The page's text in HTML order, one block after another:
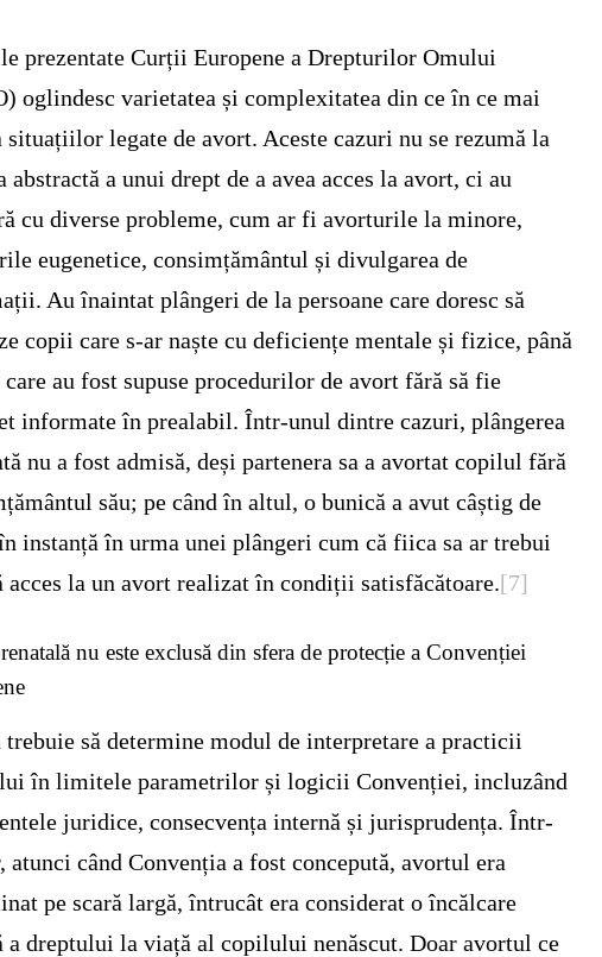
prezentate Curții Europene a Drepturilor Omului
oglindesc varietatea și complexitatea din ce în ce mai
situațiilor legate de avort. Aceste cazuri nu se rezumă la
abstractă a unui drept de a avea acces la avort, ci au
cu diverse probleme, cum ar fi avorturile la minore,
eugenetice, consimțământul și divulgarea de
Au înaintat plângeri de la persoane care doresc să
copii care s-ar naște cu deficiențe mentale și fizice, până
care au fost supuse procedurilor de avort fără să fie
informate în prealabil. Într-unul dintre cazuri, plângerea
nu a fost admisă, deși partenera sa a avortat copilul fără
său; pe când în altul, o bunică a avut câștig de
instanță în urma unei plângeri cum că fiica sa ar trebui
acces la un avort realizat în condiții satisfăcătoare.[7]
nu este exclusă din sfera de protecție a Convenției
trebuie să determine modul de interpretare a practicii
în limitele parametrilor și logicii Convenției, incluzând
juridice, consecvența internă și jurisprudența. Într-
atunci când Convenția a fost concepută, avortul era
pe scară largă, întrucât era considerat o încălcare
a dreptului la viață al copilului nenăscut. Doar avortul ce